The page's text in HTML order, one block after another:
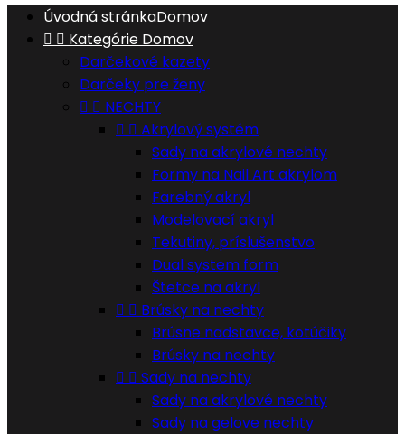
Úvodná stránkaDomov
  Kategórie Domov
Darčekové kazety
Darčeky pre ženy
  NECHTY
  Akrylový systém
Sady na akrylové nechty
Formy na Nail Art akrylom
Farebný akryl
Modelovací akryl
Tekutiny, príslušenstvo
Dual system form
Štetce na akryl
  Brúsky na nechty
Brúsne nadstavce, kotúčiky
Brúsky na nechty
  Sady na nechty
Sady na akrylové nechty
Sady na gelove nechty